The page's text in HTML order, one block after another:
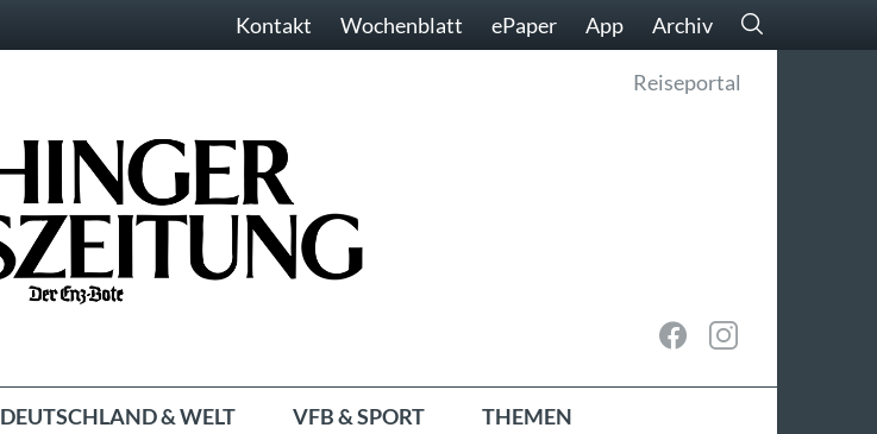
Kontakt Wochenblatt ePaper App Archiv
Reiseportal
DEUTSCHLAND & WELT VFB & SPORT THEMEN